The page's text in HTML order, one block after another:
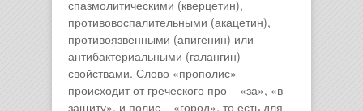
спазмолитическими (кверцетин),
противовоспалительными (акацетин),
противоязвенными (апигенин) или
антибактериальными (галангин)
свойствами. Слово «прополис»
происходит от греческого про – «за», «в
защиту», и полис – «город», то есть для